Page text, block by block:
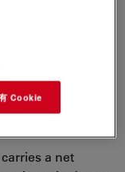
for
(PALM,
dye strongly
(FACS),
and many
a net
Cookie